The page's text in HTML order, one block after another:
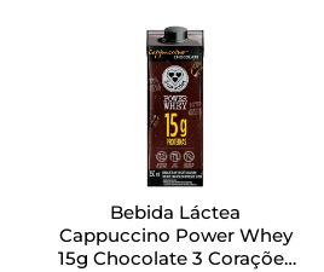
Bebida Láctea
Cappuccino Power Whey
15g Chocolate 3 Corações